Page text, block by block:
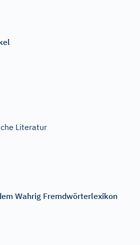
Literatur
Wahrig Fremdwörterlexikon